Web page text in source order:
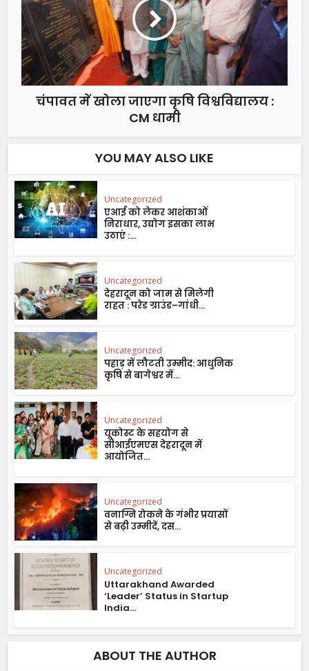
चंपावत में खोला जाएगा कृषि विश्वविद्यालय :
CM धामी
YOU MAY ALSO LIKE
Uncategorized
एआई को लेकर आशंकाओं
निराधार, उद्योग इसका लाभ
उठाएं :...
Uncategorized
देहरादून को जाम से मिलेगी
राहत : परेड ग्राउंड–गांधी...
Uncategorized
पहाड़ में लौटती उम्मीद: आधुनिक
कृषि से बागेश्वर में...
Uncategorized
यूकोस्ट के सहयोग से
सीआईएमएस देहरादून में
आयोजित...
Uncategorized
वनाग्नि रोकने के गंभीर प्रयासों
से बढ़ी उम्मीदें, दस...
Uncategorized
Uttarakhand Awarded
‘Leader’ Status in Startup
India...
ABOUT THE AUTHOR